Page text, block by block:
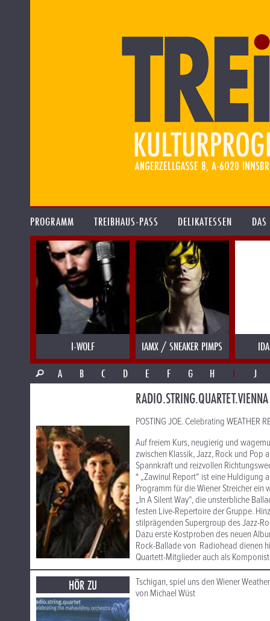
PROGRAMM TREIBHAUS-PASS DELIKATESSEN
I-WOLF IAMX / SNEAKER PIMPS
A
B C D E F G H I J
RADIO.STRING.QUARTET.VIENNA
POSTING JOE. Celebrating WEATHER
Auf freiem Kurs, neugierig und
zwischen Klassik, Jazz, Rock und
Spannkraft und reizvollen
* „Zawinul Report“ ist eine Huldigung
Programm für die Wiener Streicher ein
„In A Silent Way“, die unsterbliche
festen Live-Repertoire der Gruppe.
stilprägenden Supergroup des Jazz-
Dazu erste Kostproben des neuen
Rock-Ballade von Radiohead dienen
Quartett-Mitglieder auch als
HÖR ZU
Tschigan, spiel uns den Wiener
von Michael Wüst